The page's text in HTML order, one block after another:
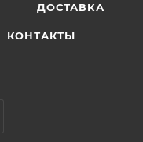
ДОСТАВКА
КОНТАКТЫ